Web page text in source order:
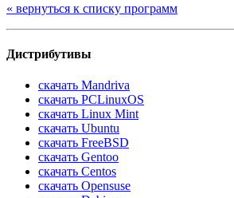
« вернуться к списку программ
Дистрибутивы
скачать Мandriva
скачать PCLinuxOS
скачать Linux Mint
скачать Ubuntu
скачать FreeBSD
скачать Gentoo
скачать Centos
скачать Opensuse